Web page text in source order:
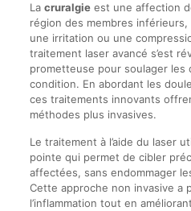
La cruralgieest une affection
région des membres
une irritation ou une
traitement laser avancé s’est
prometteuse pour soulager les
condition. En abordant les
ces traitements innovants
méthodes plus invasives.
Le traitement à l’aide du laser
pointe qui permet de cibler
affectées, sans endommager
Cette approche non invasive a
l’inflammation tout en